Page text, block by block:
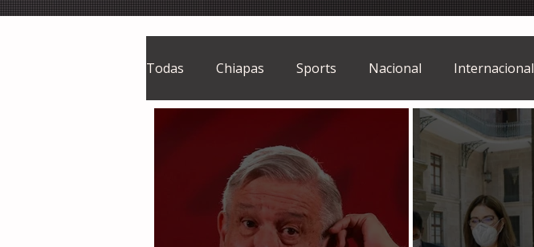
Todas Chiapas Sports Nacional Internacional
Estilo de vida Israel
Grupo Financiero Continental